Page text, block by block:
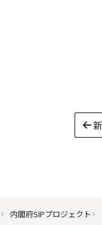
内閣府SIPプロジェクト